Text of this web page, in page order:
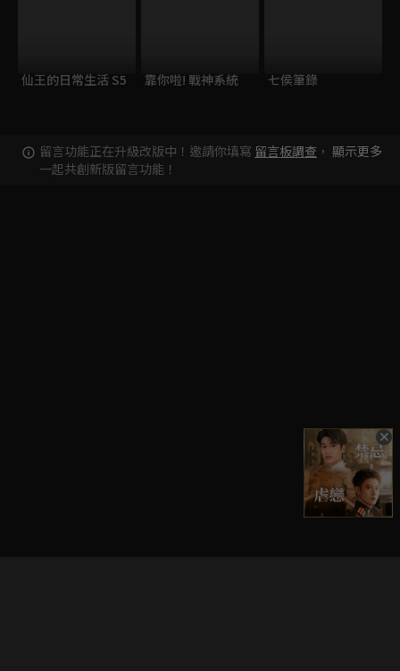
仙王的日常生活 S5 靠你啦! 戰神系統 七侯筆錄
留言功能正在升級改版中！邀請你填寫 留言板調查 ，
一起共創新版留言功能！
顯示更多